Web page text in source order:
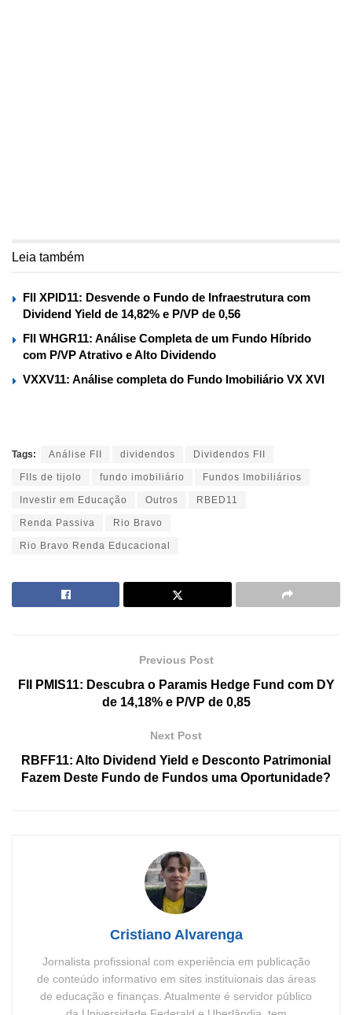
Leia também
FII XPID11: Desvende o Fundo de Infraestrutura com
Dividend Yield de 14,82% e P/VP de 0,56
FII WHGR11: Análise Completa de um Fundo Híbrido
com P/VP Atrativo e Alto Dividendo
VXXV11: Análise completa do Fundo Imobiliário VX XVI
Tags: Análise FII dividendos Dividendos FII
FIIs de tijolo fundo imobiliário Fundos Imobiliários
Investir em Educação Outros RBED11
Renda Passiva Rio Bravo
Rio Bravo Renda Educacional
Previous Post
FII PMIS11: Descubra o Paramis Hedge Fund com DY
de 14,18% e P/VP de 0,85
Next Post
RBFF11: Alto Dividend Yield e Desconto Patrimonial
Fazem Deste Fundo de Fundos uma Oportunidade?
Cristiano Alvarenga
Jornalista profissional com experiência em publicação
de conteúdo informativo em sites instituionais das áreas
de educação e finanças. Atualmente é servidor público